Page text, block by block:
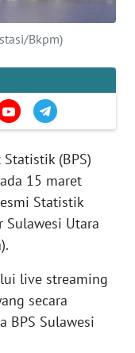
Bkpm)
Statistik (BPS)
15 maret
Statistik
Sulawesi Utara
live streaming
secara
BPS Sulawesi